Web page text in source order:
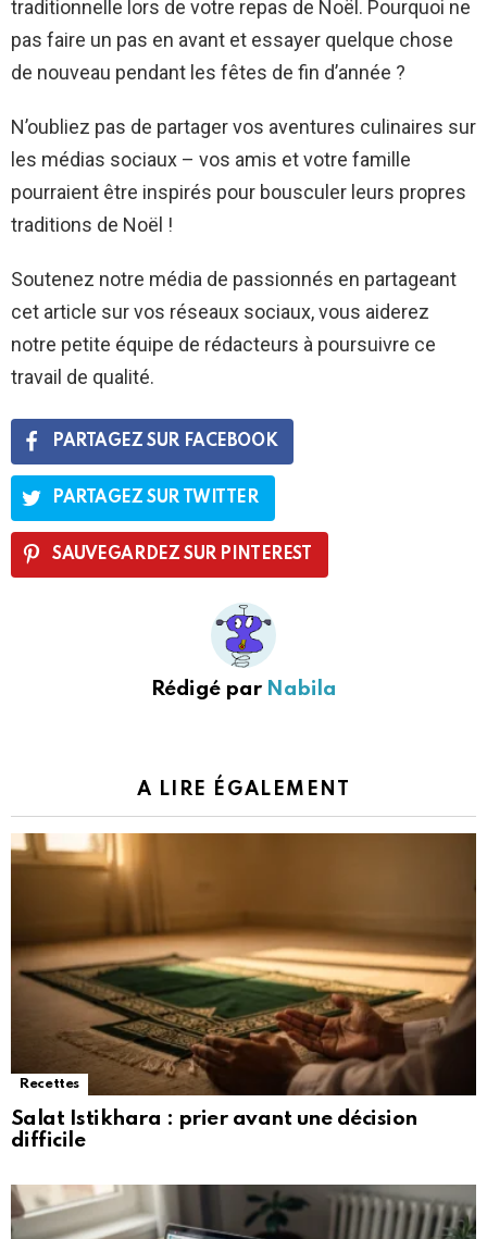
traditionnelle lors de votre repas de Noël. Pourquoi ne
pas faire un pas en avant et essayer quelque chose
de nouveau pendant les fêtes de fin d’année ?
N’oubliez pas de partager vos aventures culinaires sur
les médias sociaux – vos amis et votre famille
pourraient être inspirés pour bousculer leurs propres
traditions de Noël !
Soutenez notre média de passionnés en partageant
cet article sur vos réseaux sociaux, vous aiderez
notre petite équipe de rédacteurs à poursuivre ce
travail de qualité.
PARTAGEZ SUR FACEBOOK
PARTAGEZ SUR TWITTER
SAUVEGARDEZ SUR PINTEREST
Rédigé par Nabila
A LIRE ÉGALEMENT
Recettes
Salat Istikhara : prier avant une décision
difficile